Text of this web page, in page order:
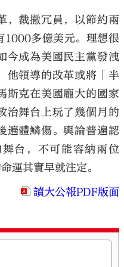
，裁撤冗員，以節約兩
1000多億美元。理想很
今成為美國民主黨發洩
他領導的改革或將「半
斯克在美國龐大的國家
治舞台上玩了幾個月的
遍體鱗傷。輿論普遍認
台，不可能容納兩位
運其實早就注定。
讀大公報PDF版面